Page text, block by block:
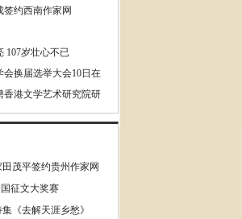
签约西南作家网
107岁壮心不已
会换届选举大会10日在
香港文学艺术研究院研
茂平签约贵州作家网
征文大奖赛
《去解天涯乡愁》